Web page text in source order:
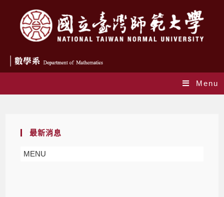
Menu
最新消息
MENU